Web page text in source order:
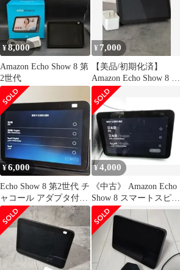
¥8,000
Amazon Echo Show 8 第
2世代
¥ 7,000
【美品/初期化済】
Amazon Echo Show 8 第
2世代 エコーショー
¥6,000
Echo Show 8 第2世代 チ
ャコール アダプタ付
（液晶フィルム貼付
済）
¥4,000
《中古》 Amazon Echo
Show 8 スマートスピー
カー 第二世代